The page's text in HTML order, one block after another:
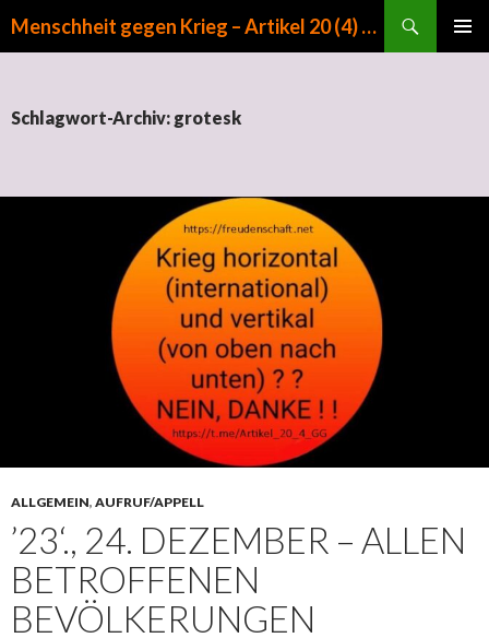
Menschheit gegen Krieg – Artikel 20 (4) GG
Schlagwort-Archiv: grotesk
ALLGEMEIN, AUFRUF/APPELL
’23‘., 24. DEZEMBER – ALLEN
BETROFFENEN
BEVÖLKERUNGEN